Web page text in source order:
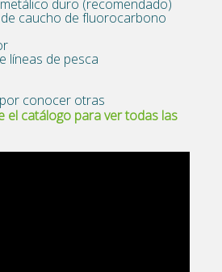
duro (recomendado)
caucho de fluorocarbono
líneas de pesca
conocer otras
el catálogo para ver todas las